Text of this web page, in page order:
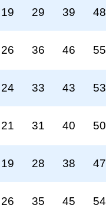
19 29 39 48
26 36 46 55
24 33 43 53
21 31 40 50
19 28 38 47
26 35 45 54